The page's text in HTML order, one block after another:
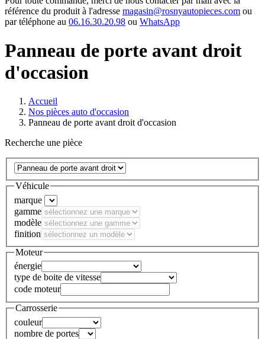
référence du produit à l'adresse magasin@rosnyautopieces.com ou
par téléphone au 06.16.30.20.98 ou WhatsApp
Panneau de porte avant droit
d'occasion
Accueil
Nos pièces auto d'occasion
Panneau de porte avant droit d'occasion
Recherche une pièce
Véhicule
marque
gamme
modèle
finition
Moteur
énergie
type de boite de vitesse
code moteur
Carrosserie
couleur
nombre de portes